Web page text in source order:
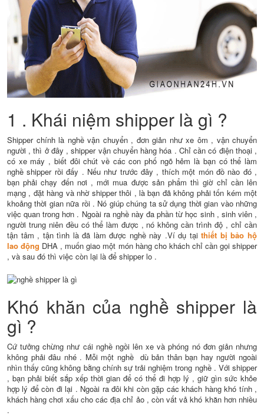
1 . Khái niệm shipper là gì ?
Shipper chính là nghề vận chuyển , đơn giản như xe ôm , vận chuyển
người , thì ở đây , shipper vận chuyển hàng hóa . Chỉ cần có điện thoại ,
có xe máy , biết đôi chút về các con phố ngõ hẻm là bạn có thể làm
nghề shipper rồi đấy . Nếu như trước đây , thích một món đồ nào đó ,
bạn phải chạy đến nơi , mới mua được sản phẩm thì giờ chỉ cần lên
mạng , đặt hàng và nhờ shipper thôi , là bạn đã không phải tốn kém một
khoảng thời gian nữa rồi . Nó giúp chúng ta sử dụng thời gian vào những
việc quan trong hơn . Ngoài ra nghề này đa phần từ học sinh , sinh viên ,
người trung niên đều có thể làm được , nó không cần trình độ , chỉ cần
tận tâm , tận tình là đã làm được nghề này .Ví dụ tạithiết bị bảo hộ
lao động DHA , muốn giao một món hàng cho khách chỉ cần gọi shipper
, và sau đó thì việc còn lại là để shipper lo .
Khó khăn của nghề shipper là
gì ?
Cứ tưởng chừng như cái nghề ngồi lên xe và phóng nó đơn giản nhưng
không phải đâu nhé . Mỗi một nghề dù bản thân bạn hay người ngoài
nhìn thấy cũng không bằng chính sự trải nghiệm trong nghề . Với shipper
, bạn phải biết sắp xếp thời gian để có thể đi hợp lý , giữ gìn sức khỏe
hợp lý để còn đi lại . Ngoài ra đôi khi còn gặp các khách hàng khó tính ,
khách hàng chơi xấu cho các địa chỉ ảo , còn vất vả khó khăn hơn nhiều
.